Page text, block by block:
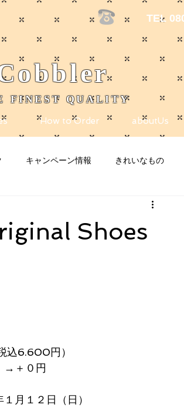
TEL
FINEST QUALITY
How to Order aboutUs
キャンペーン情報 きれいなもの
メディア掲載
Shoes
6.600円）
→＋０円
月１２日（日）